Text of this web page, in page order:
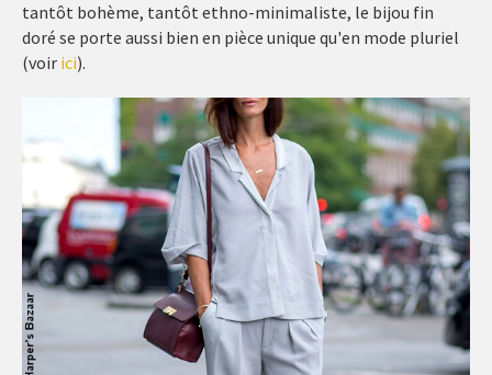
tantôt bohème, tantôt ethno-minimaliste, le bijou fin
doré se porte aussi bien en pièce unique qu'en mode pluriel
(voir ici).